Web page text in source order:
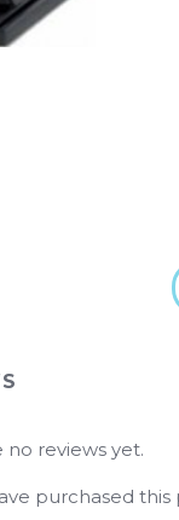
no reviews yet.
purchased this